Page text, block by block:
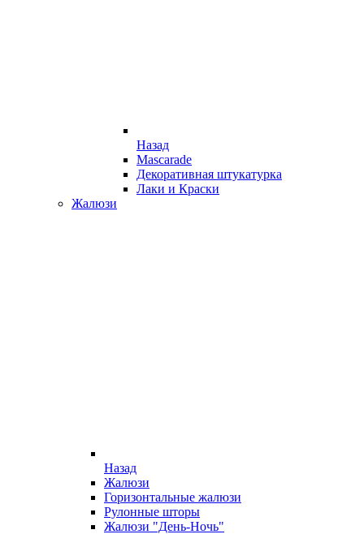
Назад
Mascarade
Декоративная штукатурка
Лаки и Краски
Жалюзи
Назад
Жалюзи
Горизонтальные жалюзи
Рулонные шторы
Жалюзи "День-Ночь"